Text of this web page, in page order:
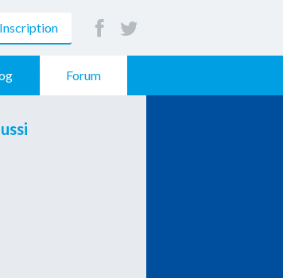
Inscription
Forum